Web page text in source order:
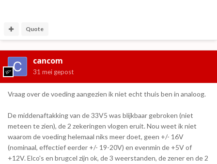
Quote
cancom
31 mei gepost
Vraag over de voeding aangezien ik niet echt thuis ben in analoog.
De middenaftakking van de 33V5 was blijkbaar gebroken (niet
meteen te zien), de 2 zekeringen vlogen eruit. Nou weet ik niet
waarom de voeding helemaal niks meer doet, geen +/- 16V
(nominaal, effectief eerder +/- 19-20V) en evenmin de +5V of
+12V. Elco's en brugcel zijn ok, de 3 weerstanden, de zener en de 2